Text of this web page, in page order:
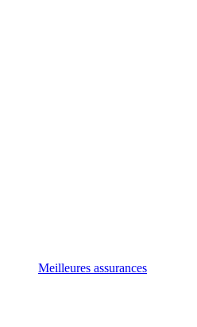
Meilleures assurances